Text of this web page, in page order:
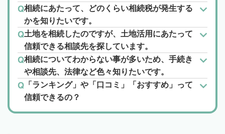
相続にあたって、どのくらい相続税が発生する
かを知りたいです。
土地を相続したのですが、土地活用にあたって
信頼できる相談先を探しています。
相続についてわからない事が多いため、手続き
や相談先、法律など色々知りたいです。
「ランキング」や「口コミ」「おすすめ」って
信頼できるの？